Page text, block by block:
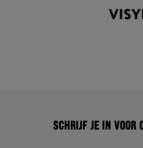
Schrijf je in voor